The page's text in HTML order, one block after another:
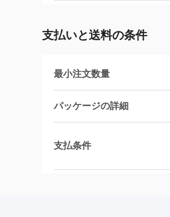
支払いと送料の条件
最小注文数量
パッケージの詳細
支払条件